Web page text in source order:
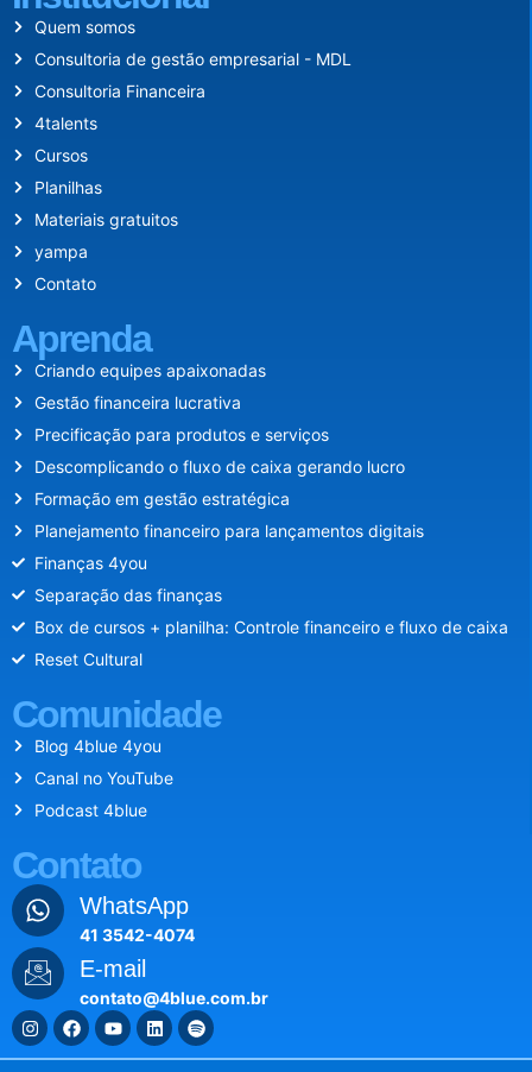
Quem somos
Consultoria de gestão empresarial - MDL
Consultoria Financeira
4talents
Cursos
Planilhas
Materiais gratuitos
yampa
Contato
Aprenda
Criando equipes apaixonadas
Gestão financeira lucrativa
Precificação para produtos e serviços
Descomplicando o fluxo de caixa gerando lucro
Formação em gestão estratégica
Planejamento financeiro para lançamentos digitais
Finanças 4you
Separação das finanças
Box de cursos + planilha: Controle financeiro e fluxo de caixa
Reset Cultural
Comunidade
Blog 4blue 4you
Canal no YouTube
Podcast 4blue
Contato
WhatsApp
41 3542-4074
E-mail
contato@4blue.com.br